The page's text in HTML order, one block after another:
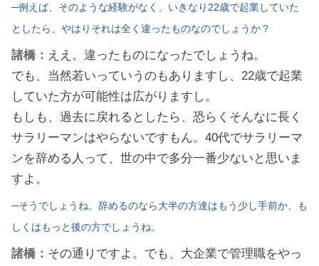
─例えば、そのような経験がなく、いきなり22歳で起業していた
としたら、やはりそれは全く違ったものなのでしょうか？
諸橋： ええ。違ったものになったでしょうね。
でも、当然若いっていうのもありますし、22歳で起業
していた方が可能性は広がりますし。
もしも、過去に戻れるとしたら、恐らくそんなに長く
サラリーマンはやらないですもん。40代でサラリーマ
ンを辞める人って、世の中で多分一番少ないと思いま
すよ。
─そうでしょうね。辞めるのなら大半の方達はもう少し手前か、も
しくはもっと後の方でしょうね。
諸橋： その通りですよ。でも、大企業で管理職をやっ